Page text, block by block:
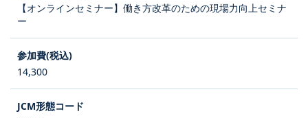
【オンラインセミナー】働き方改革のための現場力向上セミナ
ー
14,300